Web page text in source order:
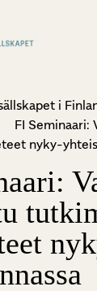
i
FI Seminaari:
nyky-